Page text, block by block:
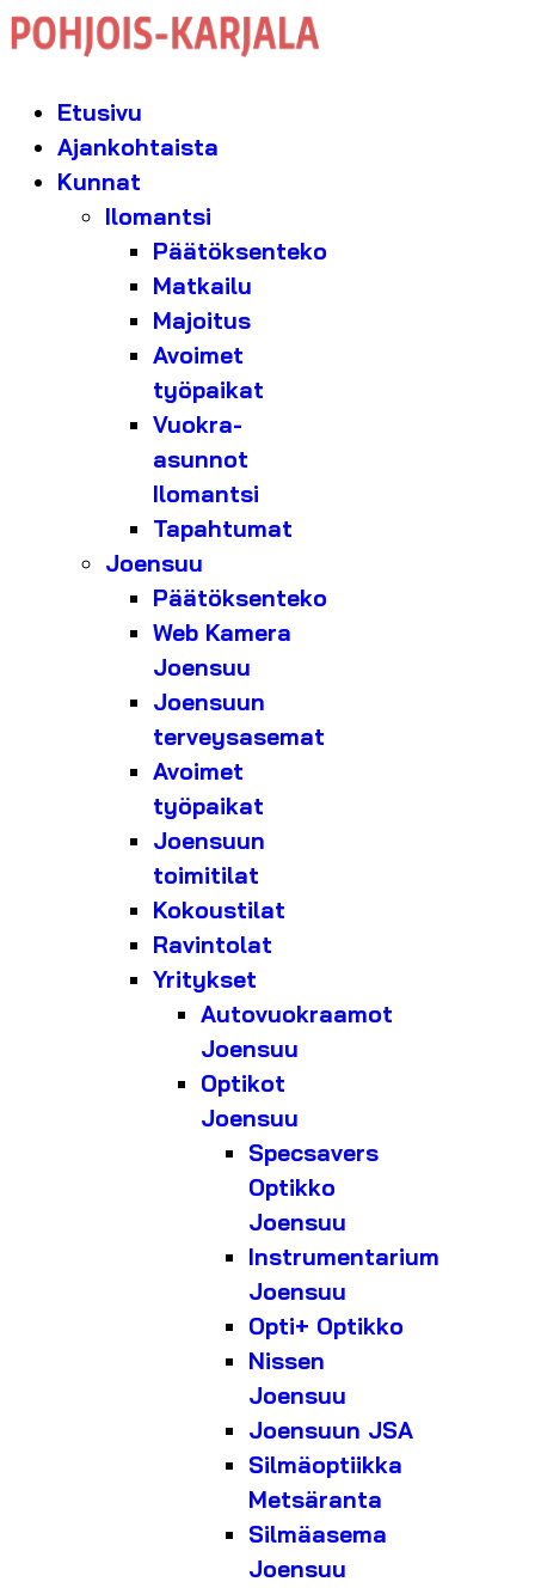
Etusivu
Ajankohtaista
Kunnat
Ilomantsi
Päätöksenteko
Matkailu
Majoitus
Avoimet
työpaikat
Vuokra-
asunnot
Ilomantsi
Tapahtumat
Joensuu
Päätöksenteko
Web Kamera
Joensuu
Joensuun
terveysasemat
Avoimet
työpaikat
Joensuun
toimitilat
Kokoustilat
Ravintolat
Yritykset
Autovuokraamot
Joensuu
Optikot
Joensuu
Specsavers
Optikko
Joensuu
Instrumentarium
Joensuu
Opti+ Optikko
Nissen
Joensuu
Joensuun JSA
Silmäoptiikka
Metsäranta
Silmäasema
Joensuu